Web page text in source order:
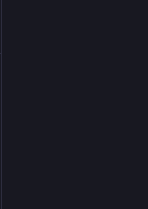
dalla steppa